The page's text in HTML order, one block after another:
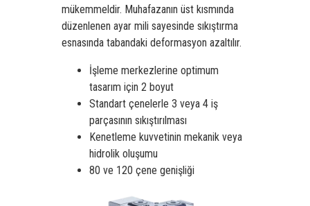
mükemmeldir. Muhafazanın üst kısmında
düzenlenen ayar mili sayesinde sıkıştırma
esnasında tabandaki deformasyon azaltılır.
İşleme merkezlerine optimum
tasarım için 2 boyut
Standart çenelerle 3 veya 4 iş
parçasının sıkıştırılması
Kenetleme kuvvetinin mekanik veya
hidrolik oluşumu
80 ve 120 çene genişliği